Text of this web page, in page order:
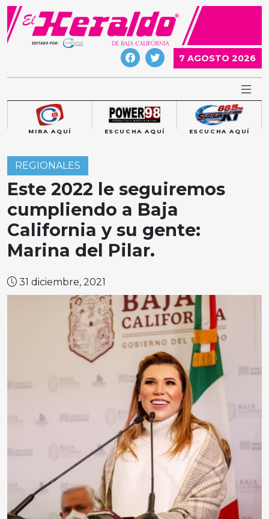
Skip
content
7 AGOSTO 2026
MIRA AQUÍ ESCUCHA AQUÍ ESCUCHA AQUÍ
REGIONALES
Este 2022 le seguiremos
cumpliendo a Baja
California y su gente:
Marina del Pilar.
31 diciembre, 2021